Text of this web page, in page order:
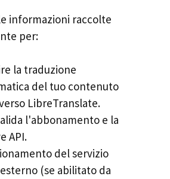
informazioni raccolte
per:
la traduzione
del tuo contenuto
LibreTranslate.
l'abbonamento e la
API.
del servizio
(se abilitato da